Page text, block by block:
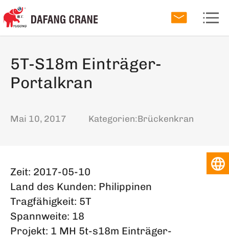
5T-S18m Einträger-
Portalkran
Mai 10, 2017 Kategorien:Brückenkran
Zeit: 2017-05-10
Land des Kunden: Philippinen
Tragfähigkeit: 5T
Spannweite: 18
Projekt: 1 MH 5t-s18m Einträger-